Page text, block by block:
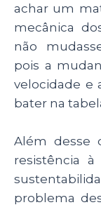
achar um
mecânica
não
pois a
velocidade e
bater na
Além desse
resistência
problema